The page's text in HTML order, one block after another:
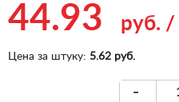
44.93 руб. /
Цена за штуку: 5.62 руб.
-